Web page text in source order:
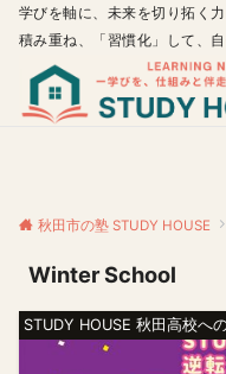
学びを軸に、未来を切り拓く
積み重ね、「習慣化」して、
秋田市の塾 STUDY HOUSE
Winter School
STUDY HOUSE 秋田高校へ